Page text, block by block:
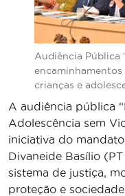
Audiência Pública
crianças e
A audiência pública
Adolescência sem
iniciativa do
Divaneide Basílio
sistema de justiça,
proteção e